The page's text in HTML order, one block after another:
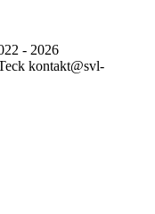
- 2026
kontakt@svl-